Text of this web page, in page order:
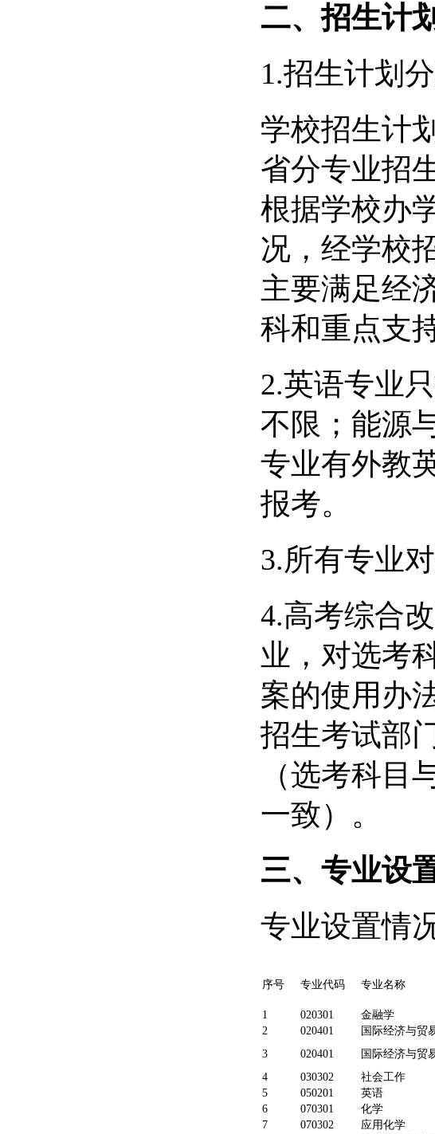
二、招生计
1.招生计划
学校招生计
省分专业招
根据学校办
况，经学校
主要满足经
科和重点支
2.英语专业
不限；能源
专业有外教
报考。
3.所有专业
4.高考综合
业，对选考
案的使用办
招生考试部
（选考科目
一致）。
三、专业设
专业设置情
序号 专业代码 专业名称
1 020301 金融学
2
020401 国际经济与贸
3
020401 国际经济与贸
4
030302 社会工作
5
050201 英语
6
070301 化学
7
070302 应用化学